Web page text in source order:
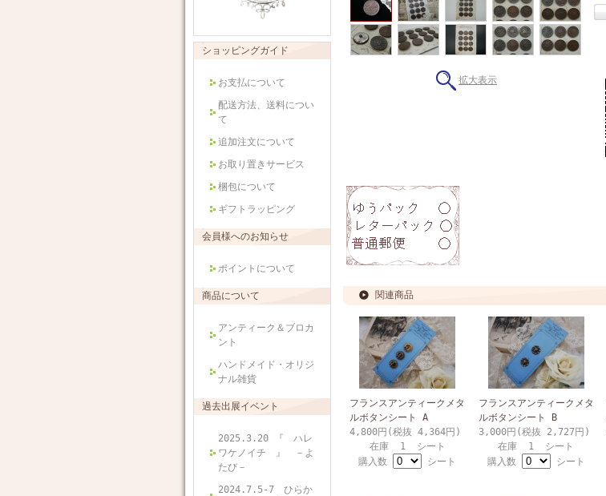
ショッピングガイド
お支払について
配送方法、送料につい
て
追加注文について
お取り置きサービス
梱包について
ギフトラッピング
会員様へのお知らせ
ポイントについて
商品について
アンティーク＆ブロカ
ント
ハンドメイド・オリジ
ナル雑貨
過去出展イベント
2025.3.20 『 ハレ
ワケノイチ 』 －よ
たび－
2024.7.5-7 ひらか
拡大表示
関連商品
フランスアンティークメタ
ルボタンシート A
4,800円(税抜 4,364円)
在庫 1 シート
購入数
シート
フランスアンティークメタ
ルボタンシート B
3,000円(税抜 2,727円)
在庫 1 シート
購入数
シート